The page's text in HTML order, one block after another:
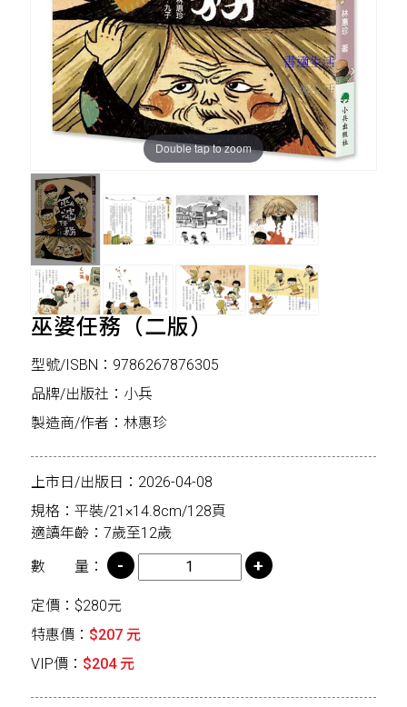
Double tap to zoom
巫婆任務（二版）
型號/ISBN：9786267876305
品牌/出版社：小兵
製造商/作者：林惠珍
上市日/出版日：2026-04-08
規格：平裝/21×14.8cm/128頁
適讀年齡：7歲至12歲
數 量：
定價：$280元
特惠價： $207 元
VIP價： $204 元